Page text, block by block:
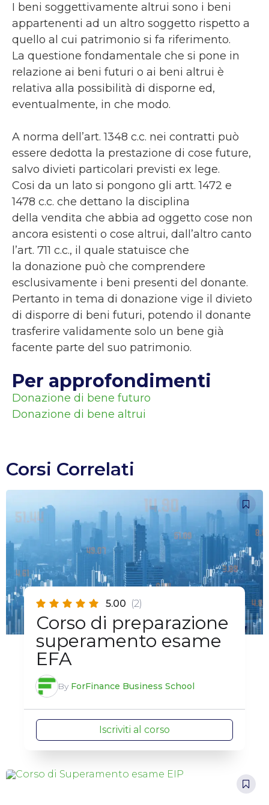
I beni soggettivamente altrui sono i beni
appartenenti ad un altro soggetto rispetto a
quello al cui patrimonio si fa riferimento.
La questione fondamentale che si pone in
relazione ai beni futuri o ai beni altrui è
relativa alla possibilità di disporne ed,
eventualmente, in che modo.
A norma dell’art. 1348 c.c. nei contratti può
essere dedotta la prestazione di cose future,
salvo divieti particolari previsti ex lege.
Cosi da un lato si pongono gli artt. 1472 e
1478 c.c. che dettano la disciplina
della vendita che abbia ad oggetto cose non
ancora esistenti o cose altrui, dall’altro canto
l’art. 711 c.c., il quale statuisce che
la donazione può che comprendere
esclusivamente i beni presenti del donante.
Pertanto in tema di donazione vige il divieto
di disporre di beni futuri, potendo il donante
trasferire validamente solo un bene già
facente parte del suo patrimonio.
Per approfondimenti
Donazione di bene futuro
Donazione di bene altrui
Corsi Correlati
5.00 (2)
Corso di preparazione
superamento esame
EFA
By ForFinance Business School
Iscriviti al corso